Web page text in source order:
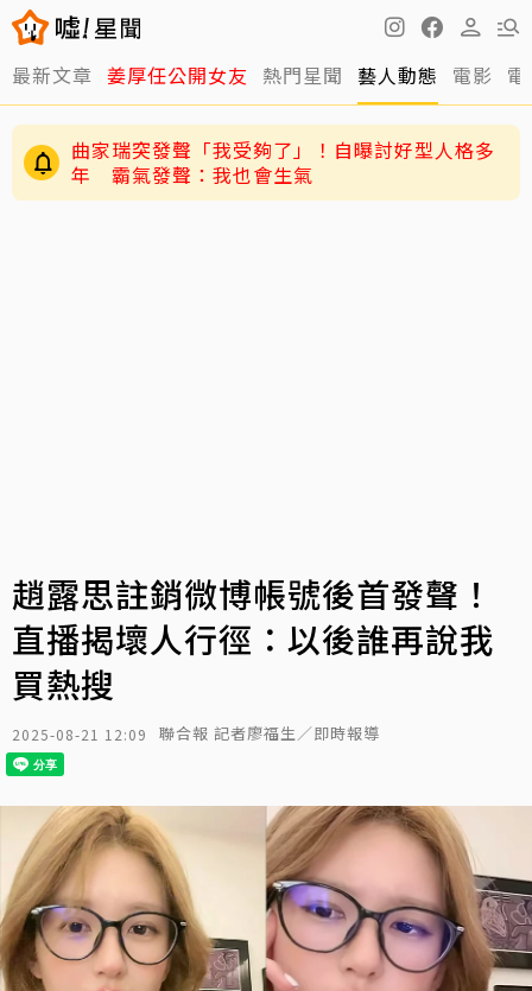
最新文章 姜厚任公開女友 熱門星聞 藝人動態 電影
曲家瑞突發聲「我受夠了」！自曝討好型人格多
年 霸氣發聲：我也會生氣
趙露思註銷微博帳號後首發聲！
直播揭壞人行徑：以後誰再說我
買熱搜
2025-08-21 12:09 聯合報 記者廖福生／即時報導